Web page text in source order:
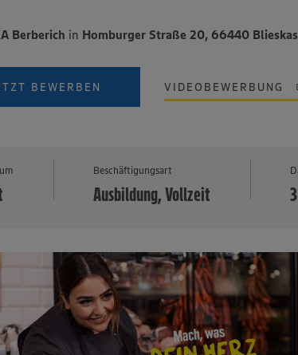
Berberich in Homburger Straße 20, 66440
BEWERBEN VIDEOBEWERBUNG
Beschäftigungsart
Ausbildung, Vollzeit